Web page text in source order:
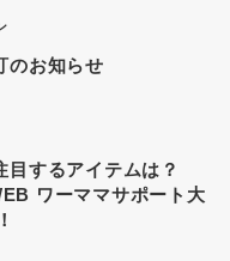
のお知らせ
目するアイテムは？
ワーママサポート大